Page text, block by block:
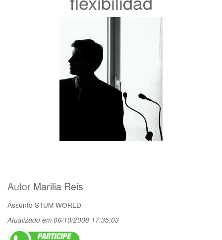
Autor Marilia Reis
Assunto STUM WORLD
Atualizado em 06/10/2008 17:35:03